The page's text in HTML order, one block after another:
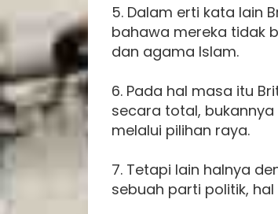
5. Dalam erti kata lain
bahawa mereka tidak
dan agama Islam.
6. Pada hal masa itu
secara total,
melalui pilihan raya.
7. Tetapi lain halnya
sebuah parti politik,